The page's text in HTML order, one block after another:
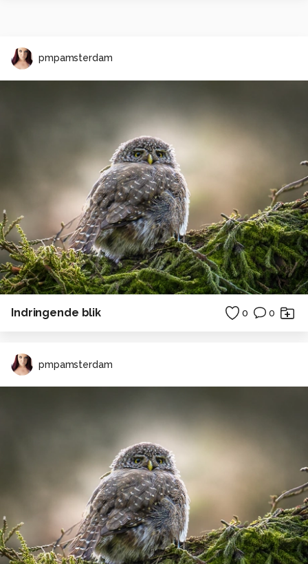
pmpamsterdam
Indringende blik 0 0
pmpamsterdam